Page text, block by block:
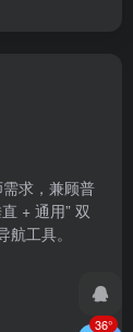
求，兼顾普
+ 通用” 双
工具。
36°